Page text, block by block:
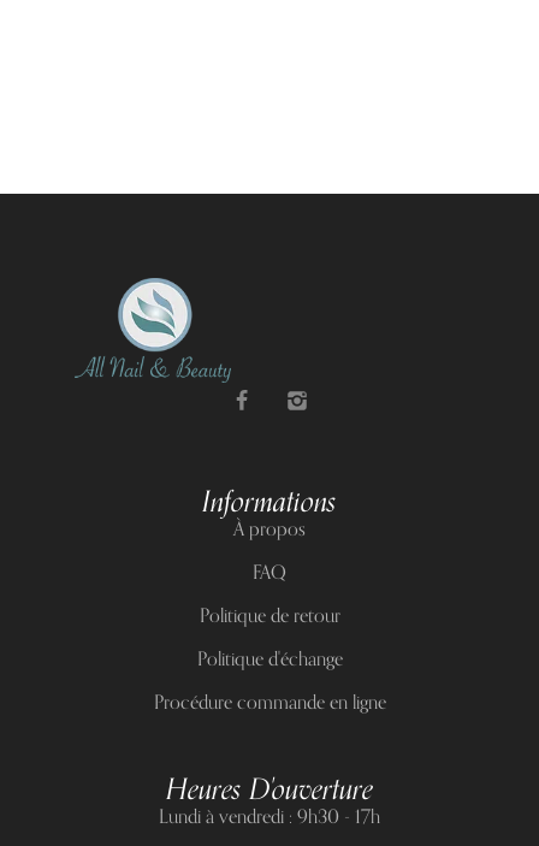
Informations
À propos
FAQ
Politique de retour
Politique d'échange
Procédure commande en ligne
Heures D'ouverture
Lundi à vendredi : 9h30 - 17h